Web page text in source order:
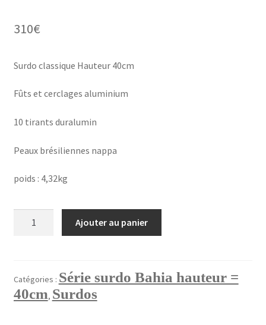
Validation de la commande
310€
Surdo classique Hauteur 40cm
Fûts et cerclages aluminium
10 tirants duralumin
Peaux brésiliennes nappa
poids : 4,32kg
tirants
duralu
Ajouter au panier
Catégories : Série surdo Bahia hauteur =
40cm, Surdos